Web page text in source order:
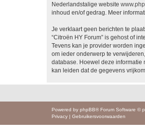
Nederlandstalige website
inhoud en/of gedrag. Meer
Je verklaart geen berichten te
“Citroën HY Forum” is gehost of
Tevens kan je provider worden
om ieder onderwerp te
database. Hoewel deze informatie
kan leiden dat de gegevens
Powered by phpBB® Forum Software ©
Privacy | Gebruikersvoorwaarden